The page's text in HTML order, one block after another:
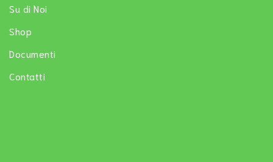
Su di Noi
Shop
Documenti
Contatti